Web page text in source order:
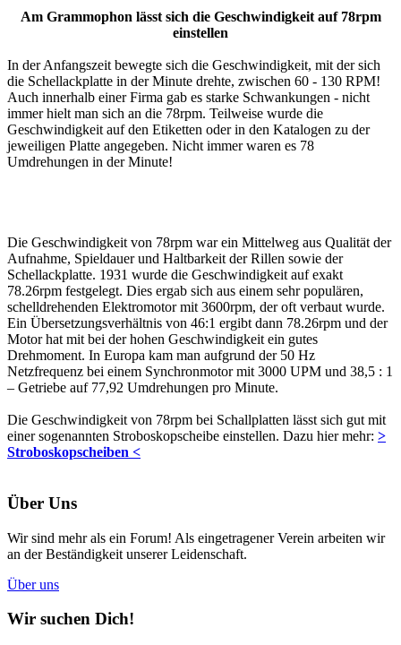
Am Grammophon lässt sich die Geschwindigkeit auf 78rpm
einstellen
In der Anfangszeit bewegte sich die Geschwindigkeit, mit der sich
die Schellackplatte in der Minute drehte, zwischen 60 - 130 RPM!
Auch innerhalb einer Firma gab es starke Schwankungen - nicht
immer hielt man sich an die 78rpm. Teilweise wurde die
Geschwindigkeit auf den Etiketten oder in den Katalogen zu der
jeweiligen Platte angegeben. Nicht immer waren es 78
Umdrehungen in der Minute!
Die Geschwindigkeit von 78rpm war ein Mittelweg aus Qualität der
Aufnahme, Spieldauer und Haltbarkeit der Rillen sowie der
Schellackplatte. 1931 wurde die Geschwindigkeit auf exakt
78.26rpm festgelegt. Dies ergab sich aus einem sehr populären,
schelldrehenden Elektromotor mit 3600rpm, der oft verbaut wurde.
Ein Übersetzungsverhältnis von 46:1 ergibt dann 78.26rpm und der
Motor hat mit bei der hohen Geschwindigkeit ein gutes
Drehmoment. In Europa kam man aufgrund der 50 Hz
Netzfrequenz bei einem Synchronmotor mit 3000 UPM und 38,5 : 1
– Getriebe auf 77,92 Umdrehungen pro Minute.
Die Geschwindigkeit von 78rpm bei Schallplatten lässt sich gut mit
einer sogenannten Stroboskopscheibe einstellen. Dazu hier mehr: >
Stroboskopscheiben <
Über Uns
Wir sind mehr als ein Forum! Als eingetragener Verein arbeiten wir
an der Beständigkeit unserer Leidenschaft.
Über uns
Wir suchen Dich!